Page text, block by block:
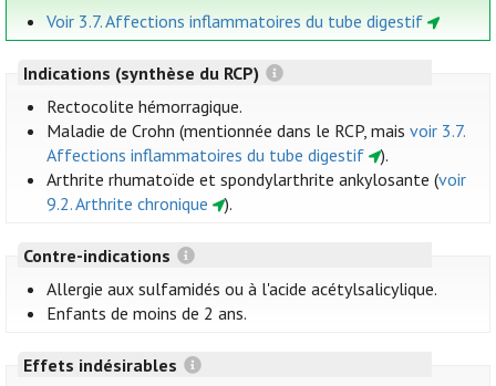
Voir 3.7. Affections inflammatoires du tube digestif
Indications (synthèse du RCP)
Rectocolite hémorragique.
Maladie de Crohn (mentionnée dans le RCP, maisvoir 3.7.
Affections inflammatoires du tube digestif
).
Arthrite rhumatoïde et spondylarthrite ankylosante (voir
9.2. Arthrite chronique
).
Contre-indications
Allergie aux sulfamidés ou à l'acide acétylsalicylique.
Enfants de moins de 2 ans.
Effets indésirables